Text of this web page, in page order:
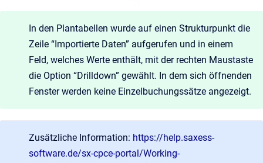
In den Plantabellen wurde auf einen Strukturpunkt die
Zeile “Importierte Daten” aufgerufen und in einem
Feld, welches Werte enthält, mit der rechten Maustaste
die Option “Drilldown” gewählt. In dem sich öffnenden
Fenster werden keine Einzelbuchungssätze angezeigt.
Zusätzliche Information: https://help.saxess-
software.de/sx-cpce-portal/Working-